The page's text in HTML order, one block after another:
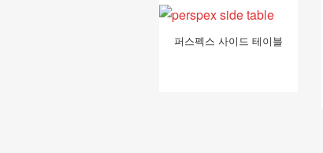
퍼스펙스 사이드 테이블